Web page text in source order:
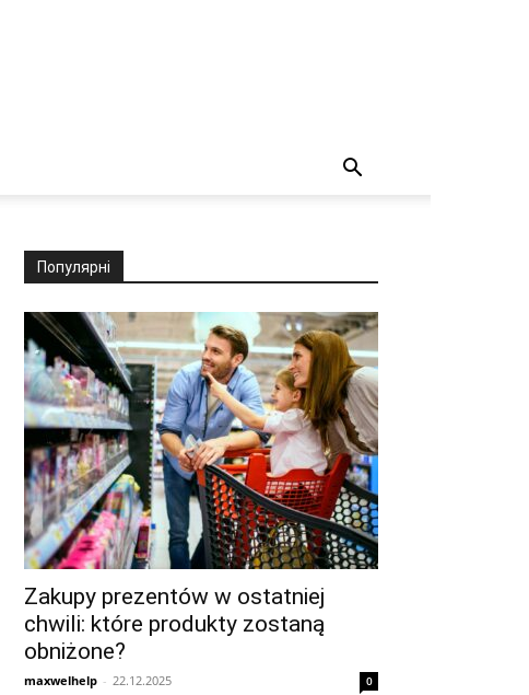
Популярні
Zakupy prezentów w ostatniej
chwili: które produkty zostaną
obniżone?
maxwelhelp - 22.12.2025 0